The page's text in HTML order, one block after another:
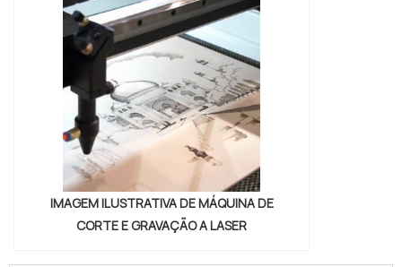
IMAGEM ILUSTRATIVA DE MÁQUINA DE
CORTE E GRAVAÇÃO A LASER